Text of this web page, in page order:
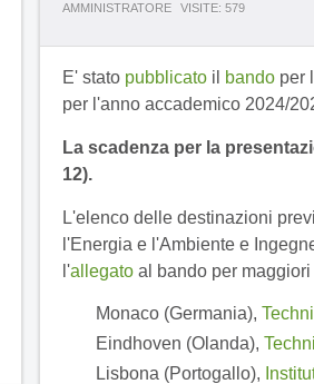
AMMINISTRATORE VISITE: 579
E' stato pubblicato il bando per
per l'anno accademico 2024/
La scadenza per la
12).
L'elenco delle destinazioni
l'Energia e l'Ambiente e
l'allegato al bando per
Monaco (Germania),
Eindhoven (Olanda),
Lisbona (Portogallo),